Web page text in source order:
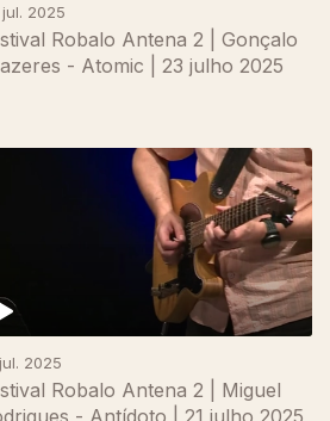
2025
Robalo Antena 2 | Gonçalo
- Atomic | 23 julho 2025
2025
Robalo Antena 2 | Miguel
- Antídoto | 21 julho 2025